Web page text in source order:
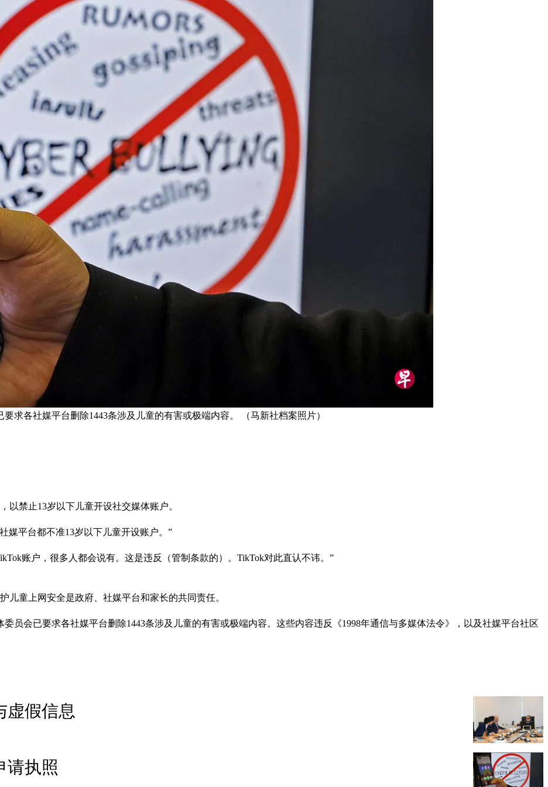
求各社媒平台删除1443条涉及儿童的有害或极端内容。 （马新社档案照片）
以禁止13岁以下儿童开设社交媒体账户。
媒平台都不准13岁以下儿童开设账户。”
账户，很多人都会说有。这是违反（管制条款的）。TikTok对此直认不讳。”
童上网安全是政府、社媒平台和家长的共同责任。
员会已要求各社媒平台删除1443条涉及儿童的有害或极端内容。这些内容违反《1998年通信与多媒体法令》，以及社媒平台社区
虚假信息
请执照